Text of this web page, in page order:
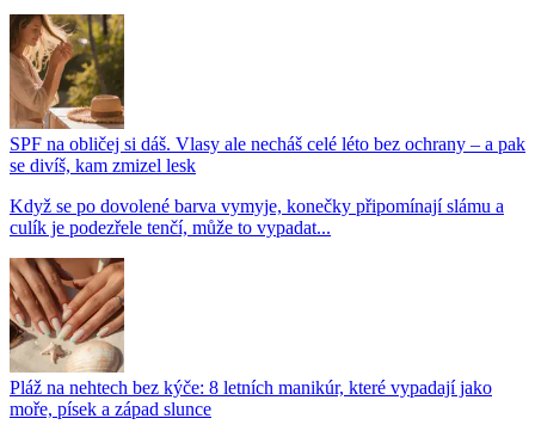
SPF na obličej si dáš. Vlasy ale necháš celé léto bez ochrany – a pak
se divíš, kam zmizel lesk
Když se po dovolené barva vymyje, konečky připomínají slámu a
culík je podezřele tenčí, může to vypadat...
Pláž na nehtech bez kýče: 8 letních manikúr, které vypadají jako
moře, písek a západ slunce